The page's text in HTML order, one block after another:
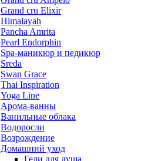
Grand сru Elixir
Himalayah
Pancha Amrita
Pearl Endorphin
Spa-маникюр и педикюр
Sreda
Swan Grace
Thai Inspiration
Yoga Line
Арома-ванны
Ванильные облака
Водоросли
Возрождение
Домашний уход
Гели для душа